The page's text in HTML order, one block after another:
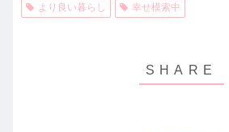
より良い暮らし 幸せ模索中